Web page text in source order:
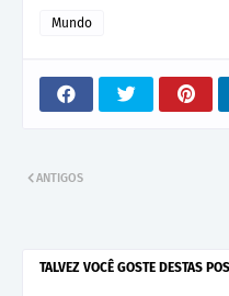
Mundo
ANTIGOS
TALVEZ VOCÊ GOSTE DESTAS